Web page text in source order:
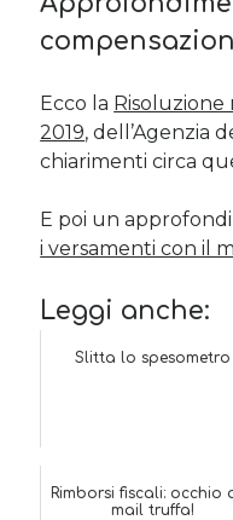
Ecco la Risoluzione
2019, dell’Agenzia
chiarimenti circa
E poi un
i versamenti con il
Leggi anche:
Slitta lo spesometro
Rimborsi fiscali: occhio
mail truffa!